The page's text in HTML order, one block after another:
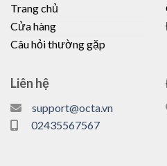
Trang chủ
Cửa hàng
Câu hỏi thường gặp
Liên hệ
support@octa.vn
02435567567